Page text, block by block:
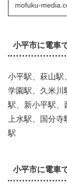
mofuku-
小平市に電車
小平駅、萩山駅
学園駅、久米川
駅、新小平駅、
上水駅、国分
駅
小平市に電車